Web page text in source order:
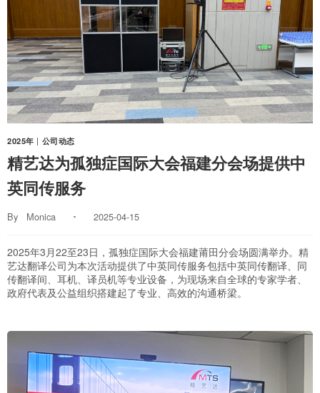
2025年 | 公司动态
精艺达为孤独症国际大会福建分会场提供中
英同传服务
By Monica 2025-04-15
2025年3月22至23日，孤独症国际大会福建莆田分会场圆满举办。精
艺达翻译公司为本次活动提供了中英同传服务包括中英同传翻译、同
传翻译间、耳机、译员机等专业设备，为现场来自全球的专家学者、
政府代表及公益组织搭建起了专业、高效的沟通桥梁。